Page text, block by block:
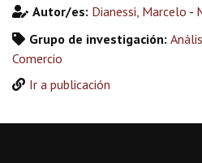
Autor/es: Dianessi, Marcelo -
Grupo de investigación:
Comercio
Ir a publicación